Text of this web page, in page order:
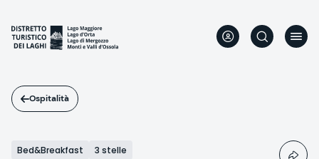
contenuto
principale
Ospitalità
Bed&Breakfast 3 stelle